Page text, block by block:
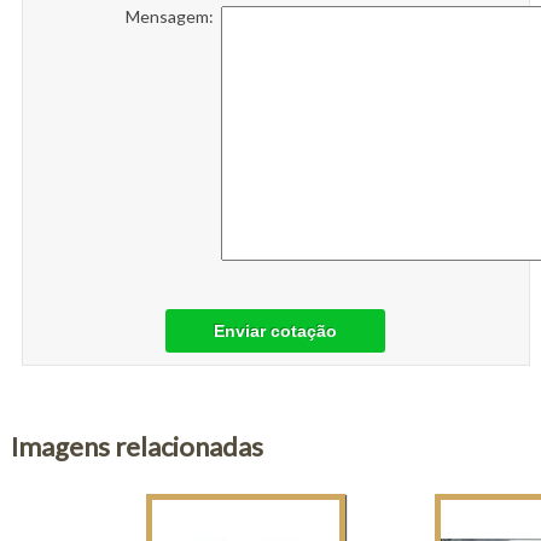
Mensagem:
Enviar cotação
Imagens relacionadas